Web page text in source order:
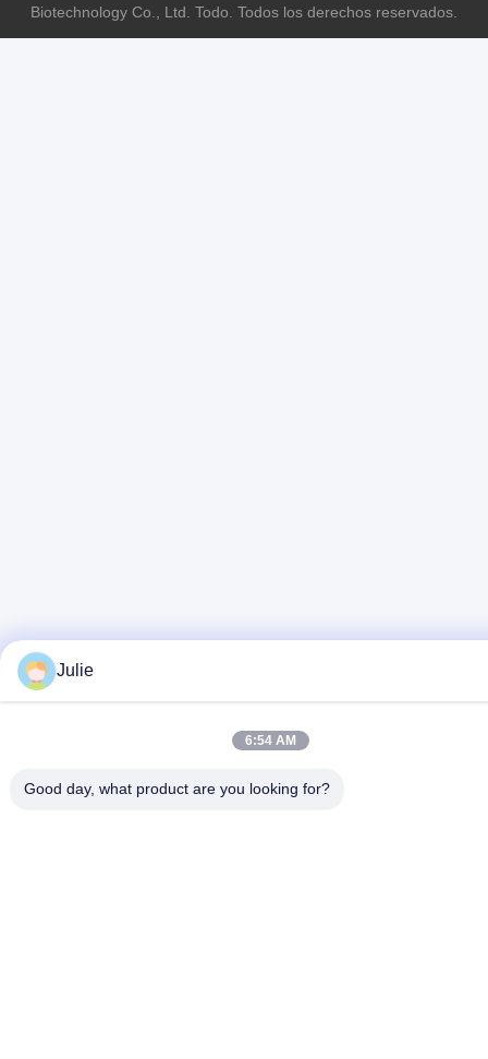
Biotechnology Co., Ltd. Todo. Todos los derechos reservados.
Julie
6:54 AM
Good day, what product are you looking for?